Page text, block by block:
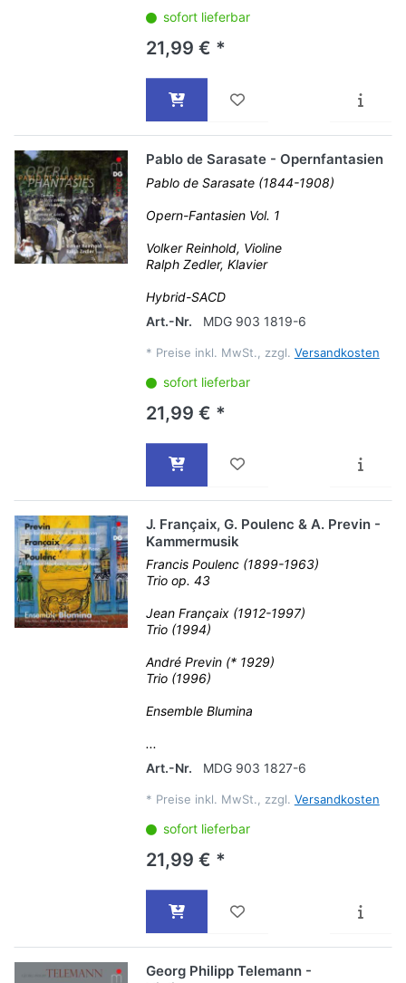
sofort lieferbar
21,99 € *
Pablo de Sarasate - Opernfantasien
Pablo de Sarasate (1844-1908)
Opern-Fantasien Vol. 1
Volker Reinhold, Violine
Ralph Zedler, Klavier
Hybrid-SACD
Art.-Nr.
MDG 903 1819-6
* Preise inkl. MwSt., zzgl. Versandkosten
sofort lieferbar
21,99 € *
J. Françaix, G. Poulenc & A. Previn -
Kammermusik
Francis Poulenc (1899-1963)
Trio op. 43
Jean Françaix (1912-1997)
Trio (1994)
André Previn (* 1929)
Trio (1996)
Ensemble Blumina
...
Art.-Nr.
MDG 903 1827-6
* Preise inkl. MwSt., zzgl. Versandkosten
sofort lieferbar
21,99 € *
Georg Philipp Telemann -